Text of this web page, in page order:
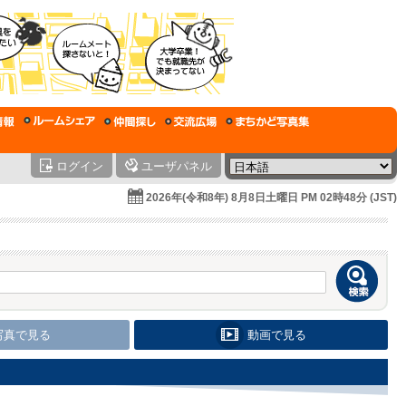
ログイン ユーザパネル
2026年(令和8年) 8月8日土曜日 PM 02時48分 (JST)
真で見る 動画で見る